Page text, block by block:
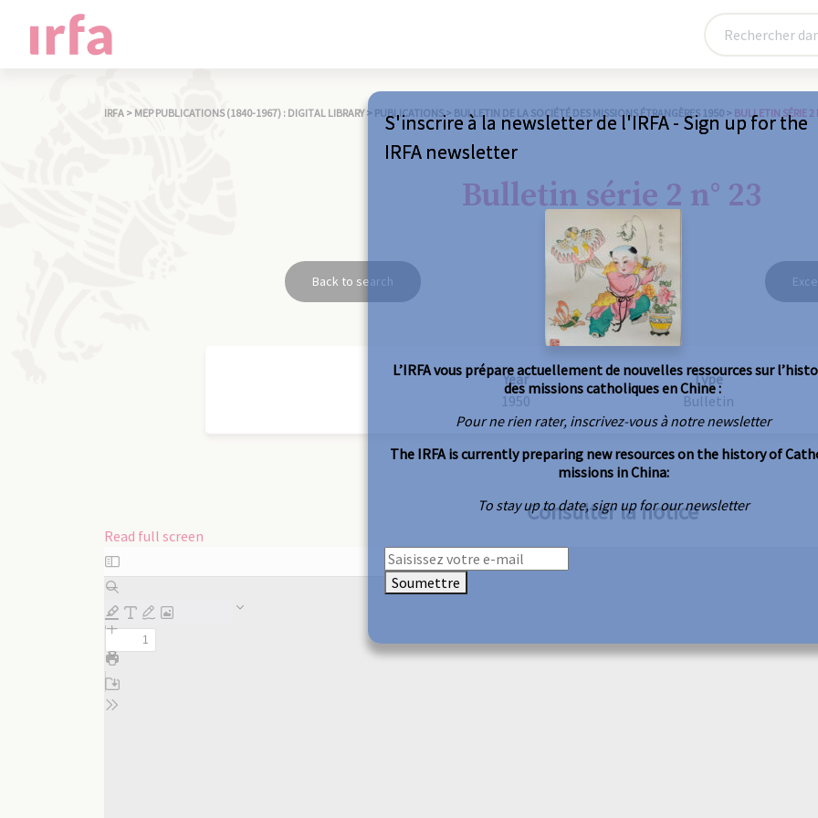
IRFA > MEP PUBLICATIONS (1840-1967) : DIGITAL LIBRARY > PUBLICATIONS > BULLETIN DE LA SOCIÉTÉ DES MISSIONS ÉTRANGÈRES 1950 > BULLETIN SÉRIE 2
Bulletin série 2 n° 23
Back to search
Year
1950
Type
Bulletin
Consulter la notice
Read full screen
Skip
to
PDF
content
S'inscrire à la newsletter de l'IRFA - Sign up for the
IRFA newsletter
L’IRFA vous prépare actuellement de nouvelles ressources sur
des missions catholiques en Chine :
Pour ne rien rater, inscrivez-vous à notre newsletter
The IRFA is currently preparing new resources on the history of
missions in China:
To stay up to date, sign up for our newsletter
Soumettre